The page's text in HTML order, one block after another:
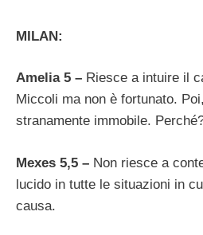
MILAN:
Amelia 5 – Riesce a intuire il
Miccoli ma non è fortunato.
stranamente immobile.
Mexes 5,5 – Non riesce a
lucido in tutte le situazioni in
causa.